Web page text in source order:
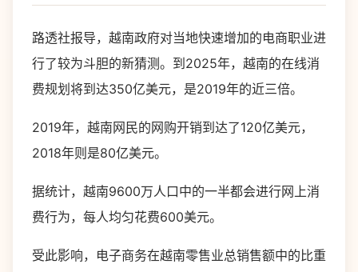
路透社报导，越南政府对当地快速增加的电商职业进
行了较为斗胆的新猜测。到2025年，越南的在线消
费规划将到达350亿美元，是2019年的近三倍。
2019年，越南网民的网购开销到达了120亿美元，
2018年则是80亿美元。
据统计，越南9600万人口中的一半都会进行网上消
费行为，每人均匀花费600美元。
受此影响，电子商务在越南零售业总销售额中的比重